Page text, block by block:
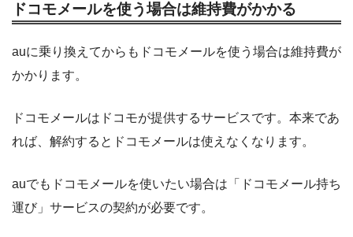
ドコモメールを使う場合は維持費がかかる
auに乗り換えてからもドコモメールを使う場合は維持費が
かかります。
ドコモメールはドコモが提供するサービスです。本来であ
れば、解約するとドコモメールは使えなくなります。
auでもドコモメールを使いたい場合は「ドコモメール持ち
運び」サービスの契約が必要です。